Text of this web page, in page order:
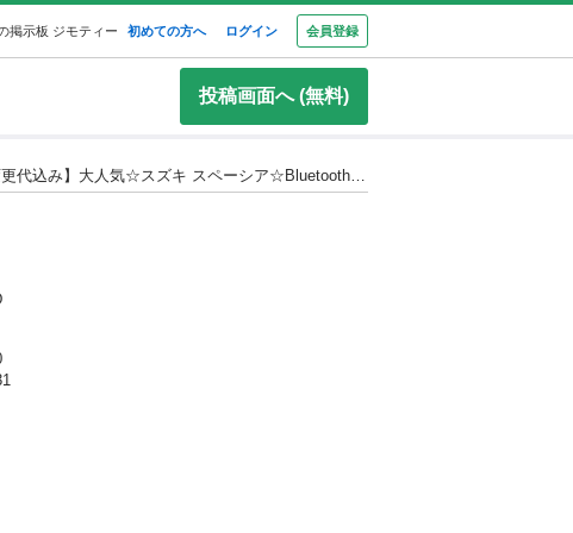
掲示板 ジモティー 初めての方へ ログイン 会員登録
投稿画面へ (無料)
デュアルカメラブレーキサポート搭載☆シートヒーター＋カバー付き♪月々1万円〜分割払い可❗️ 車検2年付き！【名義変更代込み】大人気☆スズキ スペーシア☆Bluetooth対応ナビ付き☆走行中DVD見れます☆ETC付き☆電動スライドドア☆ドラレコ☆スマートキー☆フルオートエアコン☆事故歴修復歴なし☆そのまま乗って帰れます‼️